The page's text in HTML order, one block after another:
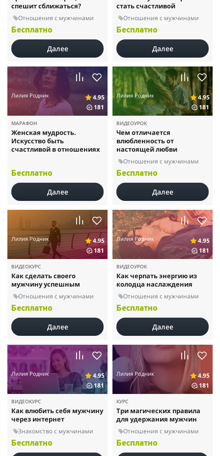
спешит сближаться?
Отношения с мужчинами
Бесплатно
Далее
стать счастливой
Отношения с мужчинами
Бесплатно
Далее
Лилия Родник
4.95
181
МАРАФОН
Женская мудрость.
Искусство быть
счастливой в отношениях
Бесплатно
Далее
Лилия Родник
4.95
181
ВИДЕОУРОК
Чем отличается
влюбленность от
настоящей любви
Отношения с мужчинами
Бесплатно
Далее
Лилия Родник
4.95
181
ВИДЕОКУРС
Как сделать своего
мужчину успешным
Отношения с мужчинами
Бесплатно
Далее
Лилия Родник
4.95
181
ВИДЕОУРОК
Как черпать энергию из
колодца наслаждения
Отношения с мужчинами
Бесплатно
Далее
Лилия Родник
4.95
181
ВИДЕОКУРС
Как влюбить себя мужчину
через интернет
Знакомство с мужчинами
Бесплатно
Лилия Родник
4.95
181
КУРС
Три магических правила
для удержания мужчин
Отношения с мужчинами
Бесплатно